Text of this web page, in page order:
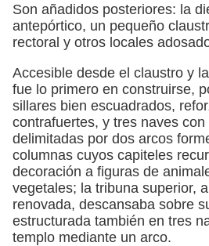
Son añadidos posteriores: la
antepórtico, un pequeño
rectoral y otros locales
Accesible desde el claustro y
fue lo primero en construirse,
sillares bien escuadrados,
contrafuertes, y tres naves
delimitadas por dos arcos
columnas cuyos capiteles
decoración a figuras de
vegetales; la tribuna superior,
renovada, descansaba sobre
estructurada también en tres
templo mediante un arco.